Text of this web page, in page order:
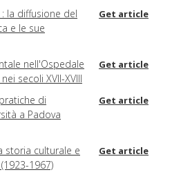
la diffusione del
e le sue
Get article
nell'Ospedale
secoli XVII-XVIII
Get article
di
a Padova
Get article
storia culturale e
1967)
Get article